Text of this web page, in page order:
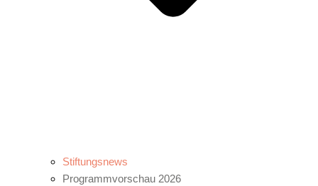
Stiftungsnews
Programmvorschau 2026